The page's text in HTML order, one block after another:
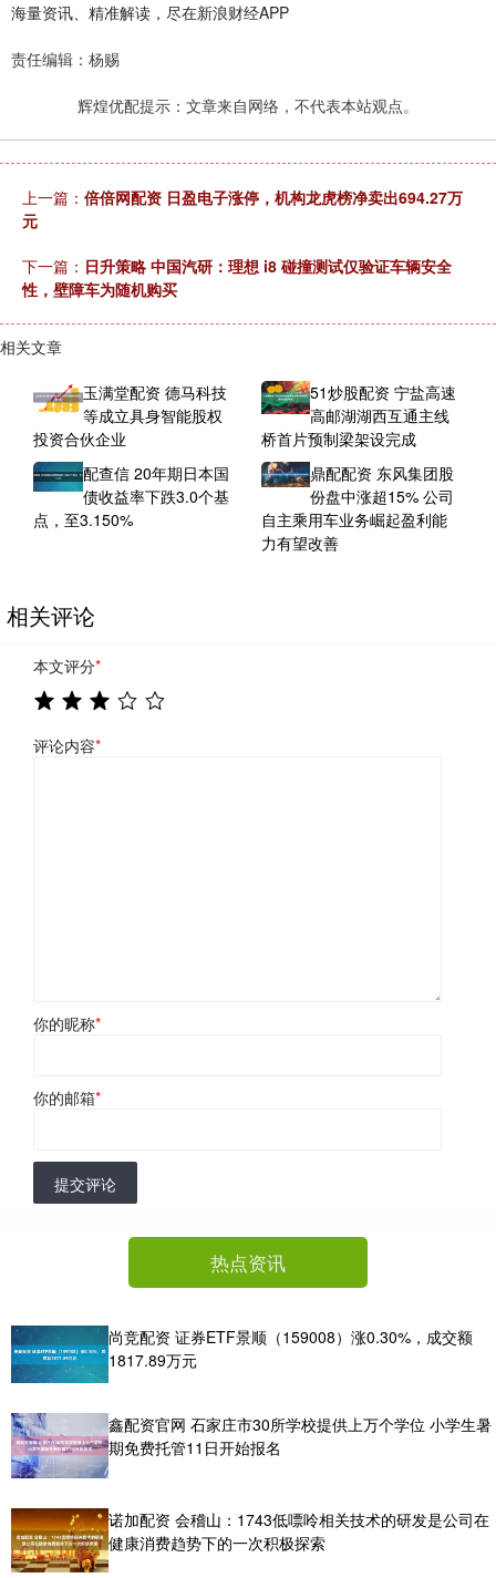
海量资讯、精准解读，尽在新浪财经APP
责任编辑：杨赐
辉煌优配提示：文章来自网络，不代表本站观点。
上一篇： 倍倍网配资 日盈电子涨停，机构龙虎榜净卖出694.27万
元
下一篇： 日升策略 中国汽研：理想 i8 碰撞测试仅验证车辆安全
性，壁障车为随机购买
相关文章
玉满堂配资 德马科技
等成立具身智能股权
投资合伙企业
51炒股配资 宁盐高速
高邮湖湖西互通主线
桥首片预制梁架设完成
配查信 20年期日本国
债收益率下跌3.0个基
点，至3.150%
鼎配配资 东风集团股
份盘中涨超15% 公司
自主乘用车业务崛起盈利能
力有望改善
相关评论
本文评分*
评论内容*
你的昵称*
你的邮箱*
提交评论
热点资讯
尚竞配资 证券ETF景顺（159008）涨0.30%，成交额
1817.89万元
鑫配资官网 石家庄市30所学校提供上万个学位 小学生暑
期免费托管11日开始报名
诺加配资 会稽山：1743低嘌呤相关技术的研发是公司在
健康消费趋势下的一次积极探索